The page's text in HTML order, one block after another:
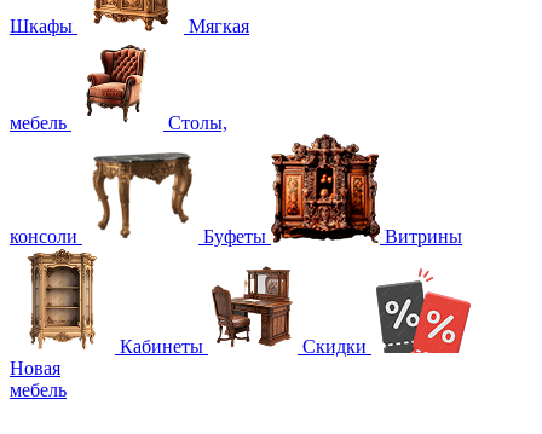
Шкафы Мягкая
мебель Столы,
консоли Буфеты Витрины
Кабинеты
Скидки
Новая
мебель